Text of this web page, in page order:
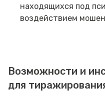
находящихся под
воздействием
Возможности и
для